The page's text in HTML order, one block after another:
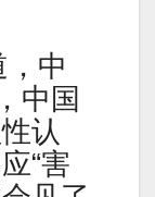
中
中国
认
“害